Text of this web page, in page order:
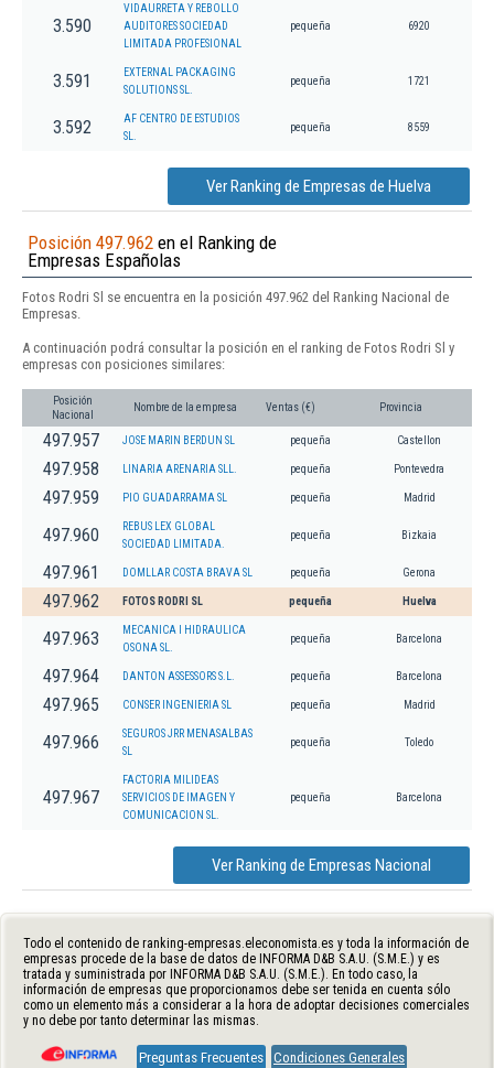
3.590
VIDAURRETA Y REBOLLO
AUDITORES SOCIEDAD
LIMITADA PROFESIONAL
pequeña 6920
3.591
EXTERNAL PACKAGING
SOLUTIONS SL.
pequeña 1721
3.592
AF CENTRO DE ESTUDIOS
SL.
pequeña 8559
Ver Ranking de Empresas de Huelva
Posición 497.962 en el Ranking de
Empresas Españolas
Fotos Rodri Sl se encuentra en la posición 497.962 del Ranking Nacional de
Empresas.
A continuación podrá consultar la posición en el ranking de Fotos Rodri Sl y
empresas con posiciones similares:
Posición
Nacional
Nombre de la empresa Ventas (€) Provincia
497.957 JOSE MARIN BERDUN SL pequeña Castellon
497.958 LINARIA ARENARIA SLL. pequeña Pontevedra
497.959 PIO GUADARRAMA SL pequeña Madrid
497.960
REBUS LEX GLOBAL
SOCIEDAD LIMITADA.
pequeña Bizkaia
497.961 DOMLLAR COSTA BRAVA SL pequeña Gerona
497.962 FOTOS RODRI SL pequeña Huelva
497.963
MECANICA I HIDRAULICA
OSONA SL.
pequeña Barcelona
497.964 DANTON ASSESSORS S.L. pequeña Barcelona
497.965 CONSER INGENIERIA SL pequeña Madrid
497.966
SEGUROS JRR MENASALBAS
SL
pequeña Toledo
497.967
FACTORIA MILIDEAS
SERVICIOS DE IMAGEN Y
COMUNICACION SL.
pequeña Barcelona
Ver Ranking de Empresas Nacional
Todo el contenido de ranking-empresas.eleconomista.es y toda la información de
empresas procede de la base de datos de INFORMA D&B S.A.U. (S.M.E.) y es
tratada y suministrada por INFORMA D&B S.A.U. (S.M.E.). En todo caso, la
información de empresas que proporcionamos debe ser tenida en cuenta sólo
como un elemento más a considerar a la hora de adoptar decisiones comerciales
y no debe por tanto determinar las mismas.
Preguntas Frecuentes Condiciones Generales